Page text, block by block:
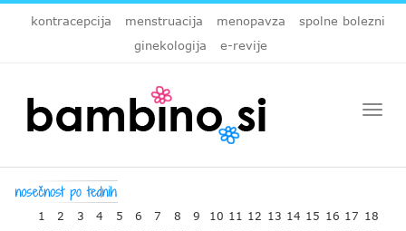
kontracepcija menstruacija menopavza
spolne bolezni
ginekologija
e-revije
1 2 3 4 5 6 7 8 9 10 11 12 13 14 15 16 17 18